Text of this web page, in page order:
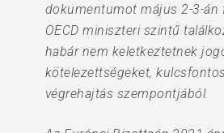
dokumentumot május 2-3-án
OECD miniszteri szintű
habár nem keletkeztetnek
kötelezettségeket,
végrehajtás szempontjából.